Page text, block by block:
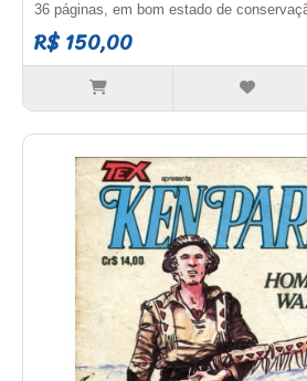
36 páginas, em bom estado de
R$ 150,00